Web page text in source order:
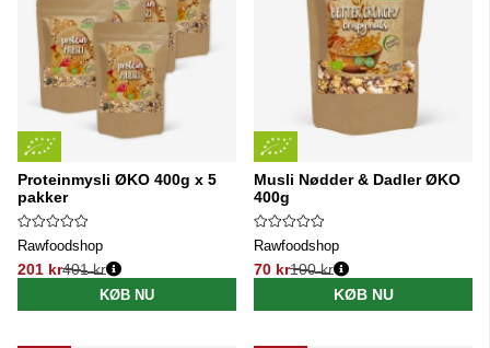
Proteinmysli ØKO 400g x 5
pakker
Rawfoodshop
201 kr
Normalpris:
401 kr
KØB NU
Musli Nødder & Dadler ØKO
400g
Rawfoodshop
70 kr
Normalpris:
100 kr
KØB NU